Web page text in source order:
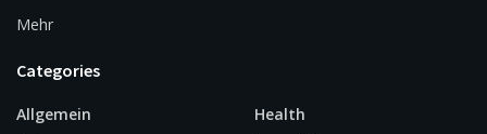
Mehr
Categories
Allgemein
Health